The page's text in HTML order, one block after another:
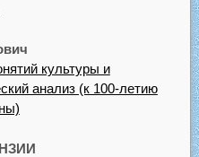
культуры и
анализ (к 100-летию